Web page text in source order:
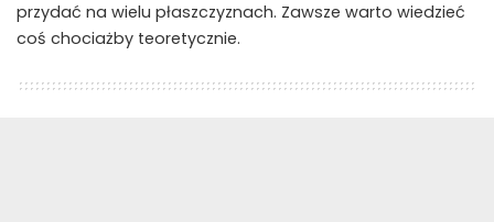
przydać na wielu płaszczyznach. Zawsze warto wiedzieć
coś chociażby teoretycznie.